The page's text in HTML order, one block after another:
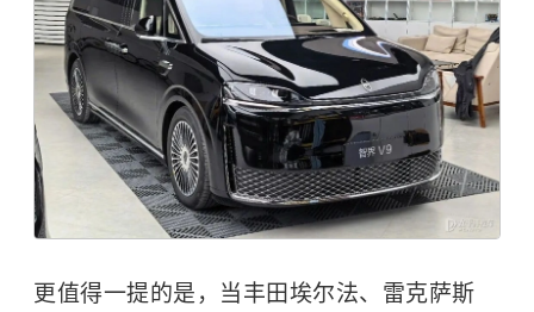
更值得一提的是，当丰田埃尔法、雷克萨斯